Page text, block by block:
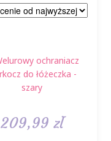
209,99zł